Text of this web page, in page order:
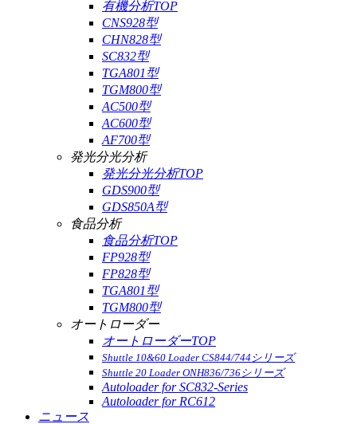
有機分析TOP
CNS928型
CHN828型
SC832型
TGA801型
TGM800型
AC500型
AC600型
AF700型
発光分光分析
発光分光分析TOP
GDS900型
GDS850A型
食品分析
食品分析TOP
FP928型
FP828型
TGA801型
TGM800型
オートローダー
オートローダーTOP
Shuttle 10&60 Loader CS844/744シリーズ
Shuttle 20 Loader ONH836/736シリーズ
Autoloader for SC832-Series
Autoloader for RC612
ニュース